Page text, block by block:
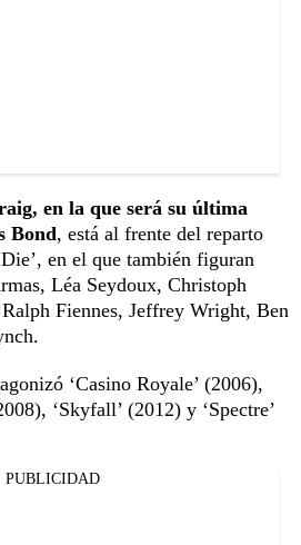
en la que será su última
Bond, está al frente del reparto
en el que también figuran
Léa Seydoux, Christoph
Fiennes, Jeffrey Wright, Ben
‘Casino Royale’ (2006),
‘Skyfall’ (2012) y ‘Spectre’
PUBLICIDAD